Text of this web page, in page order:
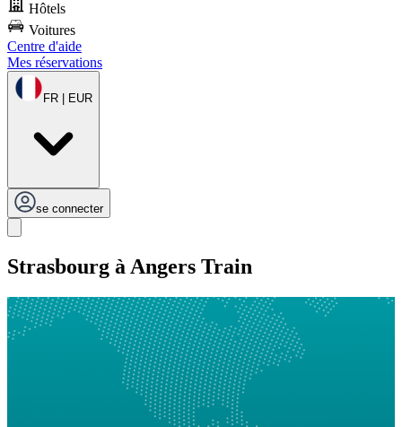
Hôtels
Voitures
Centre d'aide
Mes réservations
FR | EUR
se connecter
Strasbourg à Angers Train